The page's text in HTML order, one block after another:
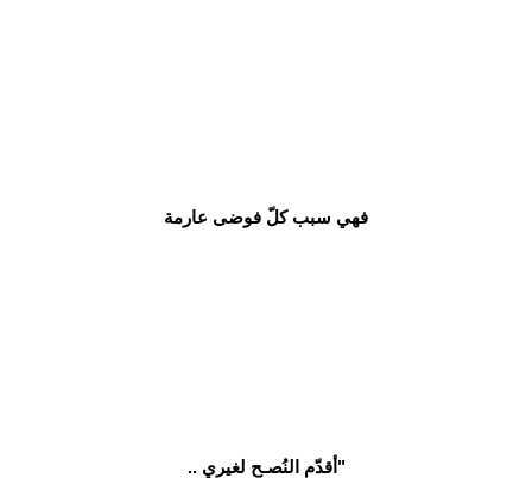
فهي سبب كلّ فوضى عارمة
"أقدّم النُصـح لغيري ..